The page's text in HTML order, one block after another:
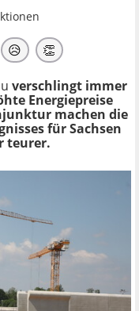
😥 👏
verschlingt immer
Energiepreise
machen die
für Sachsen
teurer.